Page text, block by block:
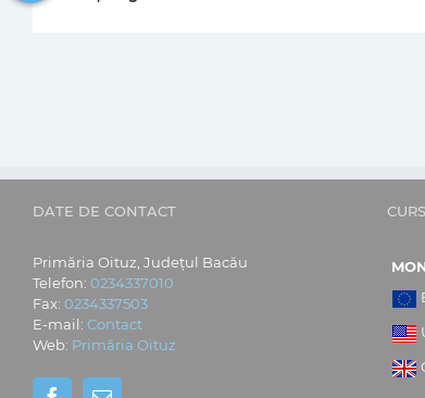
DATE DE CONTACT
Primăria Oituz, Județul Bacău
Telefon: 0234337010
Fax: 0234337503
E-mail: Contact
Web: Primăria Oituz